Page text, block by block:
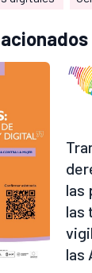
las
las
las